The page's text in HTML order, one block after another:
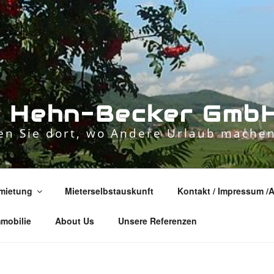
Hehn-Becker Gmb
Sie dort, wo Andere Urlaub
Mieterselbstauskunft Kontakt / Impressum /
About Us Unsere Referenzen